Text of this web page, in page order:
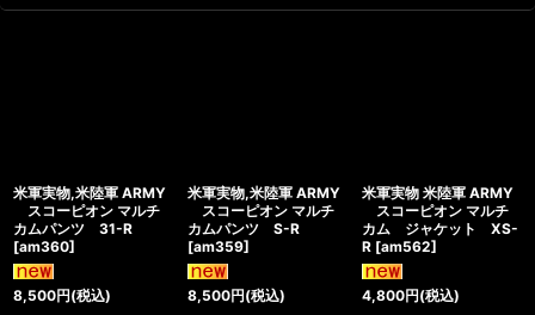
米軍実物,米陸軍 ARMY
スコーピオン マルチ
カムパンツ 31-R
[am360]
8,500円(税込)
米軍実物,米陸軍 ARMY
スコーピオン マルチ
カムパンツ S-R
[am359]
8,500円(税込)
米軍実物 米陸軍 ARMY
スコーピオン マルチ
カム ジャケット XS-
R [am562]
4,800円(税込)